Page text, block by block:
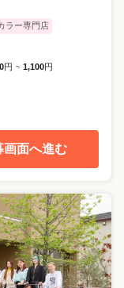
ラー専門店
円 ~ 1,100円
画面へ進む